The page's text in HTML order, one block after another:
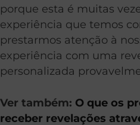
porque esta é muitas
experiência que temos
prestarmos atenção à
experiência com uma
personalizada
Ver também: O que os
receber revelações